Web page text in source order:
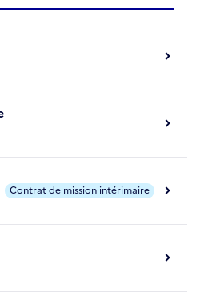
Contrat de mission intérimaire